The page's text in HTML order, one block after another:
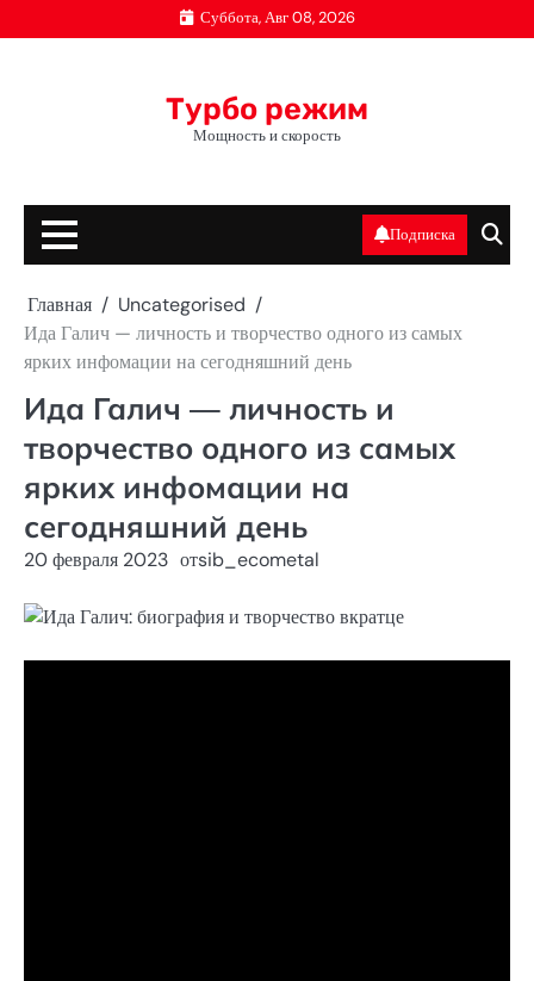
к
Суббота, Авг 08, 2026
Турбо режим
Мощность и скорость
Подписка
Главная
Uncategorised
Ида Галич — личность и творчество одного из самых
ярких инфомации на сегодняшний день
Ида Галич — личность и
творчество одного из самых
ярких инфомации на
сегодняшний день
20 февраля 2023 отsib_ecometal